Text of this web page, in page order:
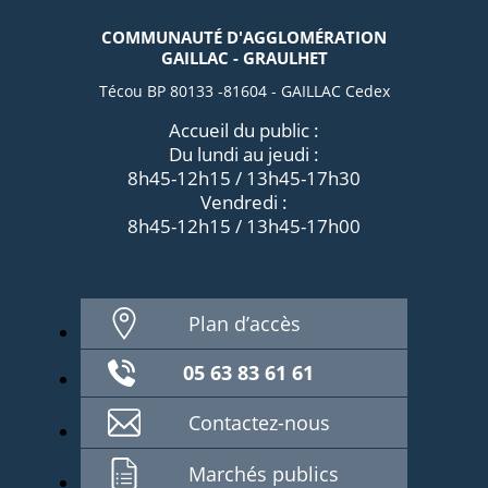
COMMUNAUTÉ D'AGGLOMÉRATION
GAILLAC - GRAULHET
Técou BP 80133 -81604 - GAILLAC Cedex
Accueil du public :
Du lundi au jeudi :
8h45-12h15 / 13h45-17h30
Vendredi :
8h45-12h15 / 13h45-17h00
Plan d’accès
05 63 83 61 61
Contactez-nous
Marchés publics